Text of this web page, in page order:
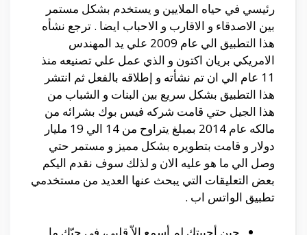
رئيسي في حياه الملايين و يستخدم بشكل مستمر
بين الاصدقاء و الاقارب و الاحباب ايضا . ترجع نشأه
هذا التطبيق الي عام 2009 علي يد المهندس
الامريكي بريان اكتون و الذي عمل علي تصنيعه منذ
11 عام الي ان تم نشأته و إطلاقه بالفعل ثم انتشر
هذا التطبيق بشكل سريع بين البنات و الشباب من
هذا الجيل حتي قامت شركه فيس بوك بشرائه من
مالكه عام 2014 بمبلغ يتراوح من 14 الي 19 مليار
دولار و قامت بتطويره بشكل مميز و مستمر حتي
وصل الي ما هو عليه الان و لذلك سوف نقدم اليكم
بعض التعليقات التي يبحث عنها العديد من مستخدمي
تطبيق الواتس اب .
حين أحببتك لم أسمع إلاّ قلبي، في حبّك ما